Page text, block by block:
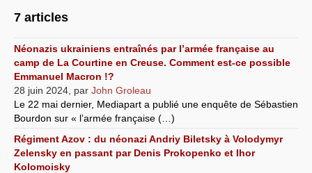
7 articles
Néonazis ukrainiens entraînés par l’armée française au
camp de La Courtine en Creuse. Comment est-ce possible
Emmanuel Macron !?
28 juin 2024 par John Groleau
Le 22 mai dernier, Mediapart a publié une enquête de Sébastien
Bourdon sur « l’armée française (…)
Régiment Azov : du néonazi Andriy Biletsky à Volodymyr
Zelensky en passant par Denis Prokopenko et Ihor
Kolomoisky